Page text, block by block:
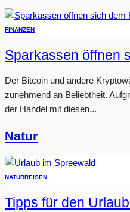
FINANZEN
Sparkassen öffnen
Der Bitcoin und andere
zunehmend an Beliebtheit.
der Handel mit diesen...
Natur
NATURREISEN
Tipps für den